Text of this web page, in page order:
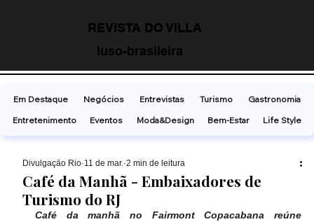
REVISTA DO VILLA
luso-brasileira
Café da Manhã - Embaixadores de
Turismo do RJ
Divulgação Rio 11 de mar. 2 min de leitura
Café da manhã no Fairmont Copacabana reúne
Em Destaque Negócios Entrevistas Turismo
Gastronomia
Entretenimento
Eventos Moda&Design Bem-Estar Life Style